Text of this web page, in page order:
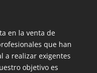
en la venta de
que han
a realizar exigentes
objetivo es